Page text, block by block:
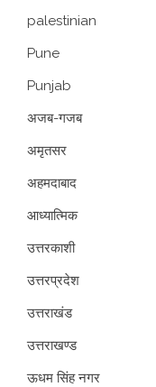
palestinian
Pune
Punjab
अजब-गजब
अमृतसर
अहमदाबाद
आध्यात्मिक
उत्तरकाशी
उत्तरप्रदेश
उत्तराखंड
उत्तराखण्ड
ऊधम सिंह नगर